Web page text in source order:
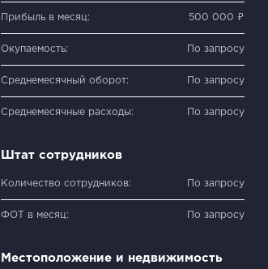
Прибыль в месяц: 500 000 ₽
Окупаемость: По запросу
Среднемесячный оборот: По запросу
Среднемесячные расходы: По запросу
Штат сотрудников
Количество сотрудников: По запросу
ФОТ в месяц: По запросу
Местоположение и недвижимость